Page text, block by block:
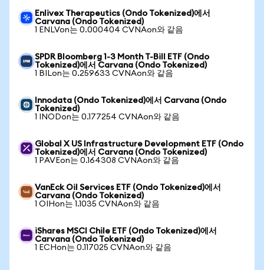
Enlivex Therapeutics (Ondo Tokenized)에서
Carvana (Ondo Tokenized)
1 ENLVon는 0.000404 CVNAon와 같음
SPDR Bloomberg 1-3 Month T-Bill ETF (Ondo
Tokenized)에서 Carvana (Ondo Tokenized)
1 BILon는 0.259633 CVNAon와 같음
Innodata (Ondo Tokenized)에서 Carvana (Ondo
Tokenized)
1 INODon는 0.177254 CVNAon와 같음
Global X US Infrastructure Development ETF (Ondo
Tokenized)에서 Carvana (Ondo Tokenized)
1 PAVEon는 0.164308 CVNAon와 같음
VanEck Oil Services ETF (Ondo Tokenized)에서
Carvana (Ondo Tokenized)
1 OIHon는 1.1035 CVNAon와 같음
iShares MSCI Chile ETF (Ondo Tokenized)에서
Carvana (Ondo Tokenized)
1 ECHon는 0.117025 CVNAon와 같음